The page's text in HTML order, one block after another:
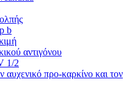
b
αντιγόνου
1/2
αυχενικό προ-καρκίνο και τον